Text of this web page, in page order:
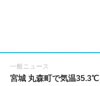
一般ニュース
宮城 丸森町で気温